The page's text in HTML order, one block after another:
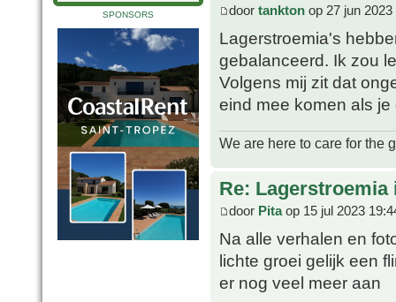
SPONSORS door tankton op 27 jun 2023
Lagerstroemia's
gebalanceerd. Ik zou
Volgens mij zit dat
eind mee komen als
We are here to care for the
Re:
door Pitaop 15 jul 2023
Na alle verhalen en
lichte groei gelijk een
er nog veel meer aan